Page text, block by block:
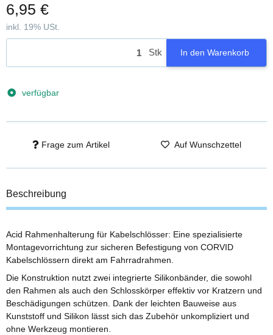
6,95 €
inkl. 19% USt.
Stk In den Warenkorb
verfügbar
Frage zum Artikel Auf Wunschzettel
Beschreibung
Acid Rahmenhalterung für Kabelschlösser: Eine spezialisierte
Montagevorrichtung zur sicheren Befestigung von CORVID
Kabelschlössern direkt am Fahrradrahmen.
Die Konstruktion nutzt zwei integrierte Silikonbänder, die sowohl
den Rahmen als auch den Schlosskörper effektiv vor Kratzern und
Beschädigungen schützen. Dank der leichten Bauweise aus
Kunststoff und Silikon lässt sich das Zubehör unkompliziert und
ohne Werkzeug montieren.